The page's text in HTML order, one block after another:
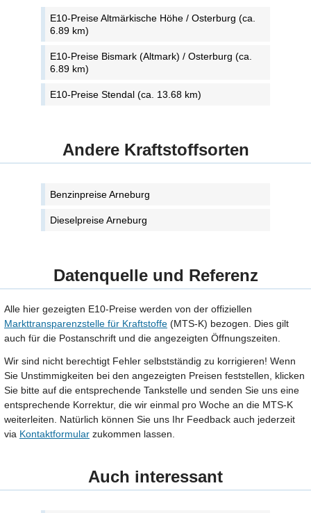
E10-Preise Altmärkische Höhe / Osterburg (ca.
6.89 km)
E10-Preise Bismark (Altmark) / Osterburg (ca.
6.89 km)
E10-Preise Stendal (ca. 13.68 km)
Andere Kraftstoffsorten
Benzinpreise Arneburg
Dieselpreise Arneburg
Datenquelle und Referenz
Alle hier gezeigten E10-Preise werden von der offiziellen
Markttransparenzstelle für Kraftstoffe (MTS-K) bezogen. Dies gilt
auch für die Postanschrift und die angezeigten Öffnungszeiten.
Wir sind nicht berechtigt Fehler selbstständig zu korrigieren! Wenn
Sie Unstimmigkeiten bei den angezeigten Preisen feststellen, klicken
Sie bitte auf die entsprechende Tankstelle und senden Sie uns eine
entsprechende Korrektur, die wir einmal pro Woche an die MTS-K
weiterleiten. Natürlich können Sie uns Ihr Feedback auch jederzeit
via Kontaktformular zukommen lassen.
Auch interessant